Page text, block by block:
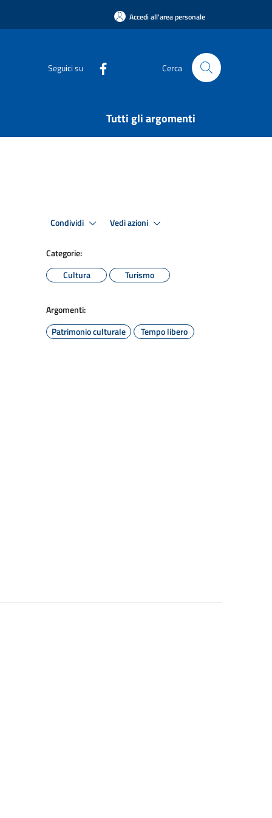
Accedi all'area personale
Seguici su Cerca
Tutti gli argomenti
Condividi Vedi azioni
Categorie:
Cultura
Turismo
Argomenti:
Patrimonio culturale
Tempo libero